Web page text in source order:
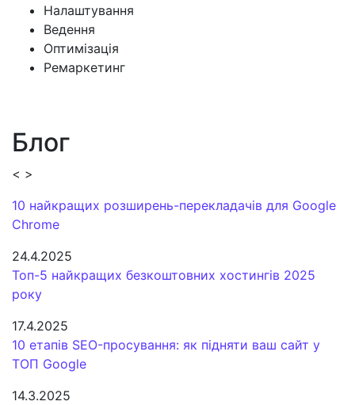
Налаштування
Ведення
Оптимізація
Ремаркетинг
Блог
< >
10 найкращих розширень-перекладачів для Google
Chrome
24.4.2025
Топ-5 найкращих безкоштовних хостингів 2025
року
17.4.2025
10 етапів SEO-просування: як підняти ваш сайт у
ТОП Google
14.3.2025